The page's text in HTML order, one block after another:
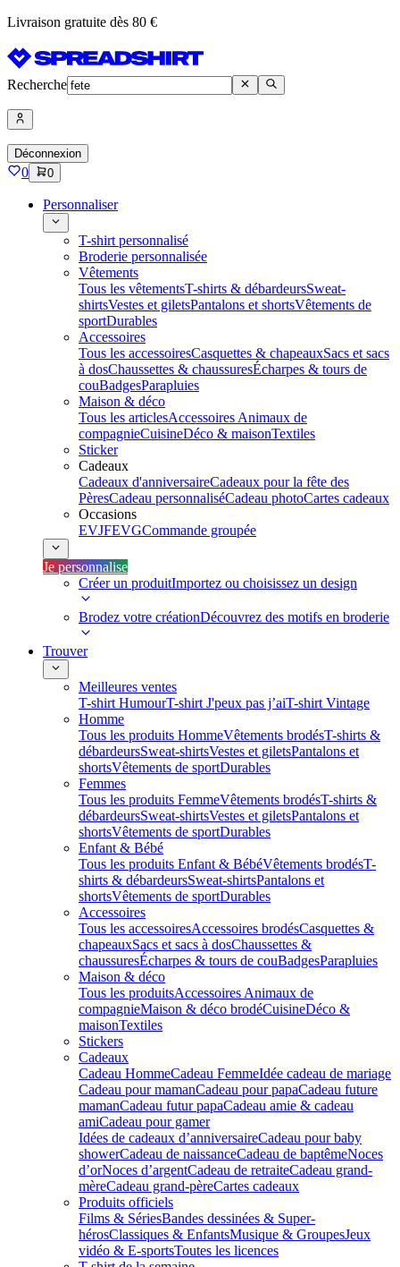
Livraison gratuite dès 80 €
Recherche
Déconnexion
0 0
Personnaliser
T-shirt personnalisé
Broderie personnalisée
Vêtements
Tous les vêtementsT-shirts & débardeursSweat-
shirtsVestes et giletsPantalons et shortsVêtements de
sportDurables
Accessoires
Tous les accessoiresCasquettes & chapeauxSacs et sacs
à dosChaussettes & chaussuresÉcharpes & tours de
couBadgesParapluies
Maison & déco
Tous les articlesAccessoires Animaux de
compagnieCuisineDéco & maisonTextiles
Sticker
Cadeaux
Cadeaux d'anniversaireCadeaux pour la fête des
PèresCadeau personnaliséCadeau photoCartes cadeaux
Occasions
EVJFEVGCommande groupée
Je personnalise
Créer un produitImportez ou choisissez un design
Brodez votre créationDécouvrez des motifs en broderie
Trouver
Meilleures ventes
T-shirt HumourT-shirt J'peux pas j’aiT-shirt Vintage
Homme
Tous les produits HommeVêtements brodésT-shirts &
débardeursSweat-shirtsVestes et giletsPantalons et
shortsVêtements de sportDurables
Femmes
Tous les produits FemmeVêtements brodésT-shirts &
débardeursSweat-shirtsVestes et giletsPantalons et
shortsVêtements de sportDurables
Enfant & Bébé
Tous les produits Enfant & BébéVêtements brodésT-
shirts & débardeursSweat-shirtsPantalons et
shortsVêtements de sportDurables
Accessoires
Tous les accessoiresAccessoires brodésCasquettes &
chapeauxSacs et sacs à dosChaussettes &
chaussuresÉcharpes & tours de couBadgesParapluies
Maison & déco
Tous les produitsAccessoires Animaux de
compagnieMaison & déco brodéCuisineDéco &
maisonTextiles
Stickers
Cadeaux
Cadeau HommeCadeau FemmeIdée cadeau de mariage​
Cadeau pour mamanCadeau pour papaCadeau future
mamanCadeau futur papaCadeau amie & cadeau
amiCadeau pour gamer
Idées de cadeaux d’anniversaireCadeau pour baby
showerCadeau de naissanceCadeau de baptêmeNoces
d’orNoces d’argentCadeau de retraiteCadeau grand-
mèreCadeau grand-pèreCartes cadeaux
Produits officiels
Films & SériesBandes dessinées & Super-
hérosClassiques & EnfantsMusique & GroupesJeux
vidéo & E-sportsToutes les licences